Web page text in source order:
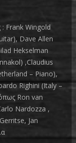
Frank Wingold
Dave Allen
Hekselman
,Claudius
– Piano),
Righini (Italy –
Ron van
Nardozza ,
Jan